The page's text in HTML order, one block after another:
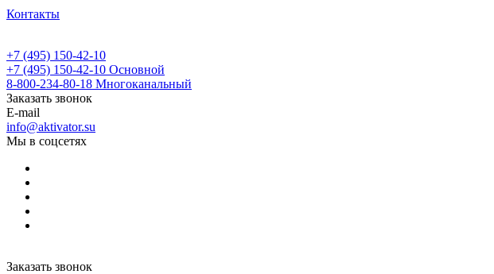
Контакты
+7 (495) 150-42-10
+7 (495) 150-42-10 Основной
8-800-234-80-18 Многоканальный
Заказать звонок
E-mail
info@aktivator.su
Мы в соцсетях
Заказать звонок